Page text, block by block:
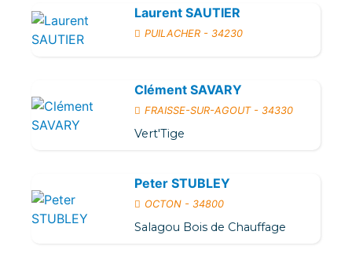
Laurent SAUTIER
PUILACHER - 34230
Clément SAVARY
FRAISSE-SUR-AGOUT - 34330
Vert'Tige
Peter STUBLEY
OCTON - 34800
Salagou Bois de Chauffage